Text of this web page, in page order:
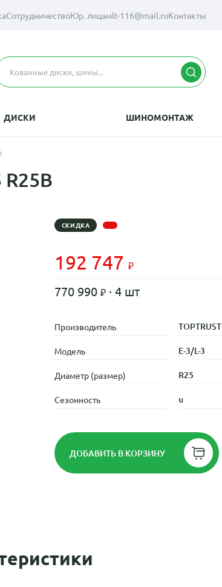
СотрудничествоЮр. лицамlt-116@mail.ruКонтакты
ДИСКИ ШИНОМОНТАЖ
СКИДКА
192 747
770 990 · 4 шт
Производитель TOPTRUST
Модель E-3/L-3
Диаметр (размер) R25
Сезонность u
ДОБАВИТЬ В КОРЗИНУ